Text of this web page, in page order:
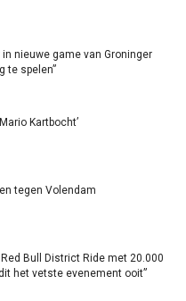
nieuwe game van Groninger
te spelen”
Kartbocht’
tegen Volendam
Bull District Ride met 20.000
het vetste evenement ooit”